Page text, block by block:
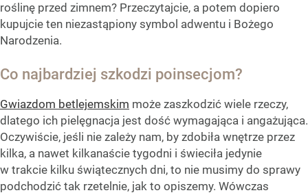
roślinę przed zimnem? Przeczytajcie, a potem dopiero
kupujcie ten niezastąpiony symbol adwentu i Bożego
Narodzenia.
Co najbardziej szkodzi poinsecjom?
Gwiazdom betlejemskim może zaszkodzić wiele rzeczy,
dlatego ich pielęgnacja jest dość wymagająca i angażująca.
Oczywiście, jeśli nie zależy nam, by zdobiła wnętrze przez
kilka, a nawet kilkanaście tygodni i świeciła jedynie
w trakcie kilku świątecznych dni, to nie musimy do sprawy
podchodzić tak rzetelnie, jak to opiszemy. Wówczas